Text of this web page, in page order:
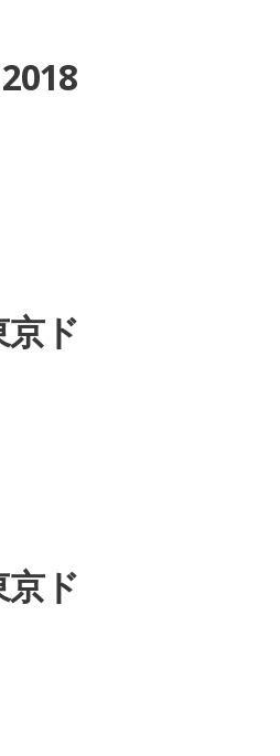
京ド
京ド